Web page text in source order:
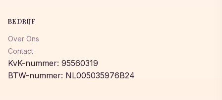
BEDRIJF
Over Ons
Contact
KvK-nummer: 95560319
BTW-nummer: NL005035976B24